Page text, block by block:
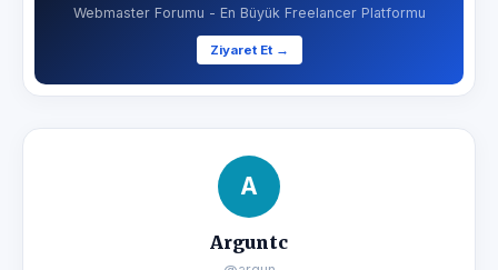
Webmaster Forumu - En Büyük Freelancer Platformu
Ziyaret Et →
A
Arguntc